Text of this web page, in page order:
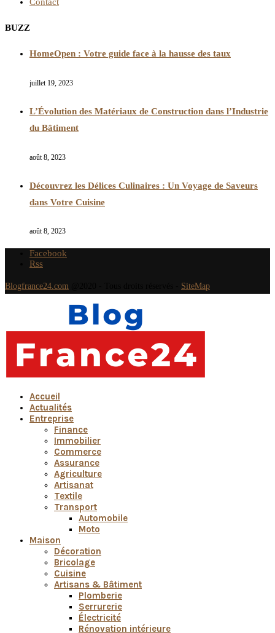
BUZZ
HomeOpen : Votre guide face à la hausse des taux
juillet 19, 2023
L’Évolution des Matériaux de Construction dans l’Industrie
du Bâtiment
août 8, 2023
Découvrez les Délices Culinaires : Un Voyage de Saveurs
dans Votre Cuisine
août 8, 2023
Facebook
Rss
Blogfrance24.com SiteMap
Accueil
Actualités
Entreprise
Finance
Immobilier
Commerce
Assurance
Agriculture
Artisanat
Textile
Transport
Automobile
Moto
Maison
Décoration
Bricolage
Cuisine
Artisans & Bâtiment
Plomberie
Serrurerie
Électricité
Rénovation intérieure